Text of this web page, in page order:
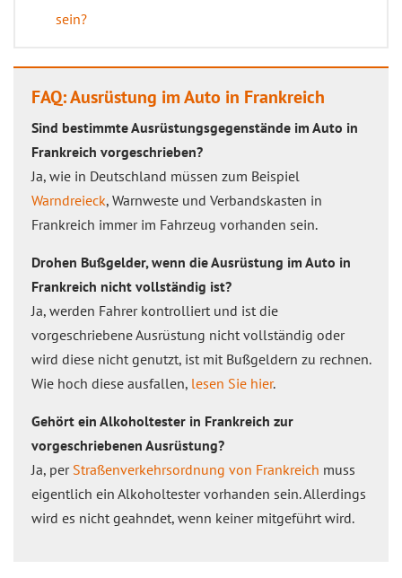
sein?
FAQ: Ausrüstung im Auto in Frankreich
Sind bestimmte Ausrüstungsgegenstände im Auto in
Frankreich vorgeschrieben?
Ja, wie in Deutschland müssen zum Beispiel
Warndreieck, Warnweste und Verbandskasten in
Frankreich immer im Fahrzeug vorhanden sein.
Drohen Bußgelder, wenn die Ausrüstung im Auto in
Frankreich nicht vollständig ist?
Ja, werden Fahrer kontrolliert und ist die
vorgeschriebene Ausrüstung nicht vollständig oder
wird diese nicht genutzt, ist mit Bußgeldern zu rechnen.
Wie hoch diese ausfallen, lesen Sie hier.
Gehört ein Alkoholtester in Frankreich zur
vorgeschriebenen Ausrüstung?
Ja, perStraßenverkehrsordnung von Frankreich muss
eigentlich ein Alkoholtester vorhanden sein. Allerdings
wird es nicht geahndet, wenn keiner mitgeführt wird.